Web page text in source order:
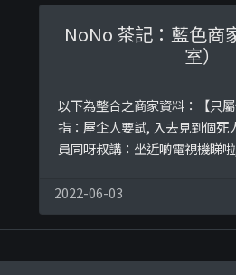
NoNo 茶記：藍色商
室）
以下為整合之商家資料：【只
指：屋企人要試, 入去見到個死
員同呀叔講：坐近啲電視機睇
到nono老闆勁燥底 話「比我
實打佢」資料來源：http://
2022-06-03